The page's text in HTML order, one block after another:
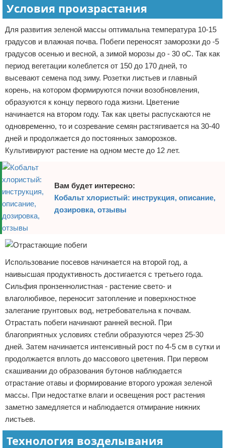
Условия произрастания
Для развития зеленой массы оптимальна температура 10-15
градусов и влажная почва. Побеги переносят заморозки до -5
градусов осенью и весной, а зимой морозы до - 30 оС. Так как
период вегетации колеблется от 150 до 170 дней, то
высевают семена под зиму. Розетки листьев и главный
корень, на котором формируются почки возобновления,
образуются к концу первого года жизни. Цветение
начинается на втором году. Так как цветы распускаются не
одновременно, то и созревание семян растягивается на 30-40
дней и продолжается до постоянных заморозков.
Культивируют растение на одном месте до 12 лет.
Вам будет интересно:
Кобальт хлористый: инструкция, описание,
дозировка, отзывы
Использование посевов начинается на второй год, а
наивысшая продуктивность достигается с третьего года.
Сильфия пронзеннолистная - растение свето- и
влаголюбивое, переносит затопление и поверхностное
залегание грунтовых вод, нетребовательна к почвам.
Отрастать побеги начинают ранней весной. При
благоприятных условиях стебли образуются через 25-30
дней. Затем начинается интенсивный рост по 4-5 см в сутки и
продолжается вплоть до массового цветения. При первом
скашивании до образования бутонов наблюдается
отрастание отавы и формирование второго урожая зеленой
массы. При недостатке влаги и освещения рост растения
заметно замедляется и наблюдается отмирание нижних
листьев.
Технология возделывания